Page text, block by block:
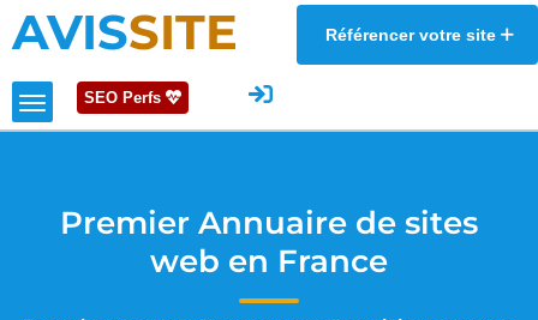
AVISSITE Référencer votre site
SEO Perfs
Premier Annuaire de sites
web en France